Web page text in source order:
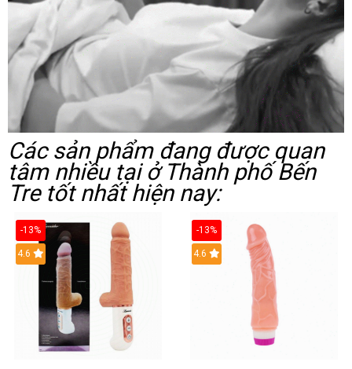
Các sản phẩm đang được quan
tâm nhiều tại ở Thành phố Bến
Tre tốt nhất hiện nay:
-13%
Hot
4.6
-13%
Hot
4.6